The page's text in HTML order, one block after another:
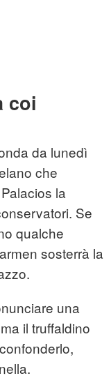
coi
da lunedì
che
la
Se
qualche
sosterrà la
una
il truffaldino